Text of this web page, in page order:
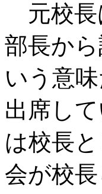
元校長
部長か
いう意
出席し
は校長
会が校